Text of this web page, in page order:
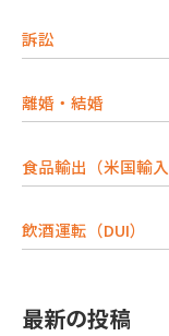
訴訟
離婚・結婚
食品輸出（米国輸入
飲酒運転（DUI）
最新の投稿